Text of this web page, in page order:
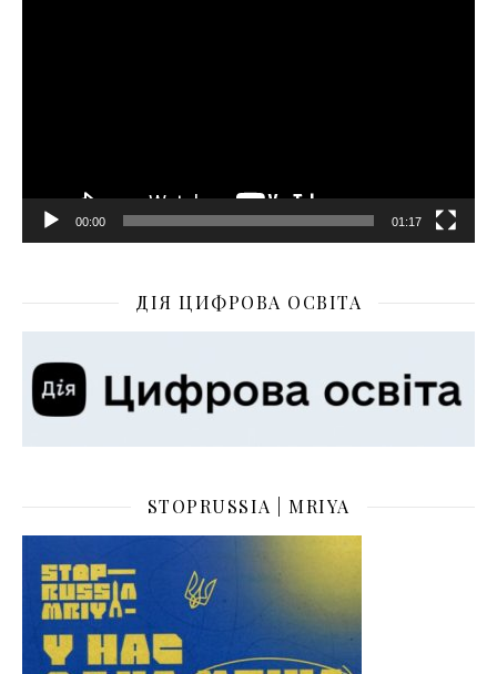
00:00 01:17
ДІЯ ЦИФРОВА ОСВІТА
STOPRUSSIA | MRIYA